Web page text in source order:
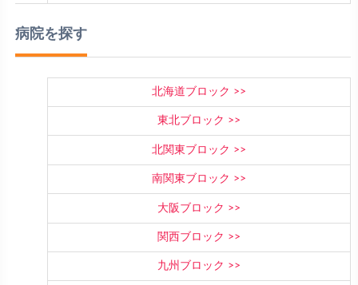
病院を探す
北海道ブロック
東北ブロック
北関東ブロック
南関東ブロック
大阪ブロック
関西ブロック
九州ブロック